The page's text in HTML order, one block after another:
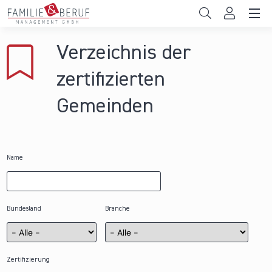
Direkt zum Inhalt
Gemeinden
Hochschulen
Verzeichnis der
zertifizierten
Gemeinden
Name
Bundesland Branche
Zertifizierung